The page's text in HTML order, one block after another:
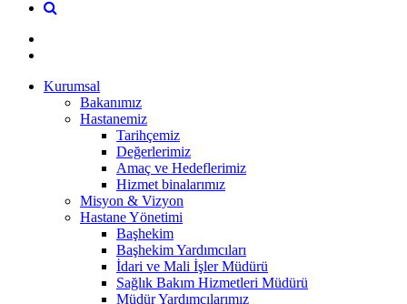
Kurumsal
Bakanımız
Hastanemiz
Tarihçemiz
Değerlerimiz
Amaç ve Hedeflerimiz
Hizmet binalarımız
Misyon & Vizyon
Hastane Yönetimi
Başhekim
Başhekim Yardımcıları
İdari ve Mali İşler Müdürü
Sağlık Bakım Hizmetleri Müdürü
Müdür Yardımcılarımız